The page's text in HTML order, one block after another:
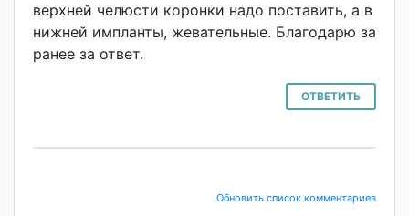
верхней челюсти коронки надо поставить, а в
нижней импланты, жевательные. Благодарю за
ранее за ответ.
ОТВЕТИТЬ
Обновить список комментариев